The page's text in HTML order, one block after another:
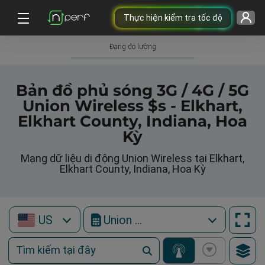
Thực hiện kiểm tra tốc độ
Đang đo lường
Bản đồ phủ sóng 3G / 4G / 5G
Union Wireless $s - Elkhart,
Elkhart County, Indiana, Hoa
Kỳ
Mạng dữ liệu di động Union Wireless tại Elkhart,
Elkhart County, Indiana, Hoa Kỳ
US Union Wireless